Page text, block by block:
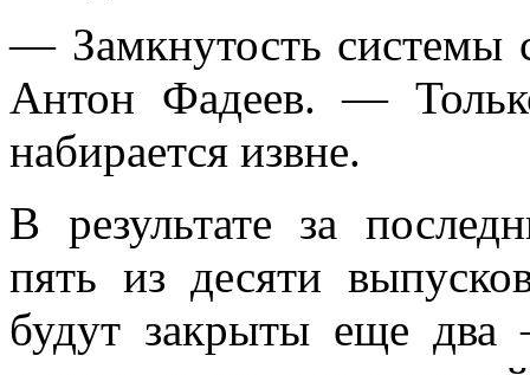
— Замкнутость системы
Антон Фадеев. —
набирается извне.
В результате за
пять из десяти
будут закрыты еще два